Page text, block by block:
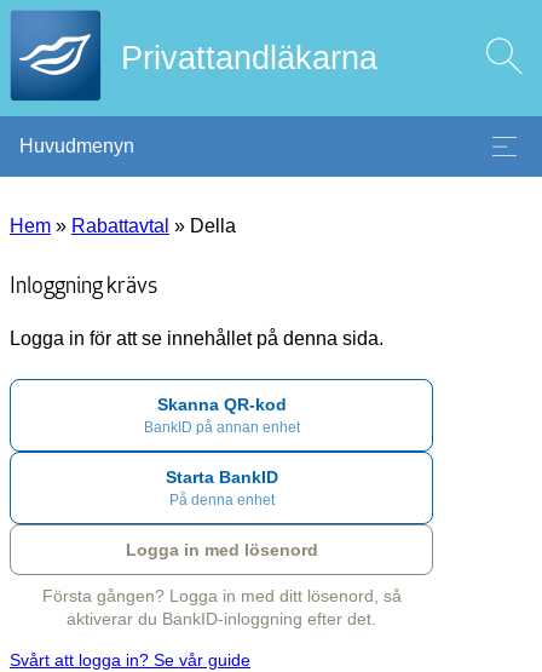
Privattandläkarna
Huvudmenyn
Hem » Rabattavtal » Della
Inloggning krävs
Logga in för att se innehållet på denna sida.
Skanna QR-kod
BankID på annan enhet
Starta BankID
På denna enhet
Logga in med lösenord
Första gången? Logga in med ditt lösenord, så
aktiverar du BankID-inloggning efter det.
Svårt att logga in? Se vår guide